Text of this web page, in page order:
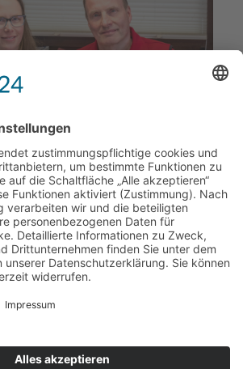
Reinhardt und Corinna Hille
(Büro)
und Lackierermeisterbetrieb
• Fax: 05522-920593 • E-Mail: